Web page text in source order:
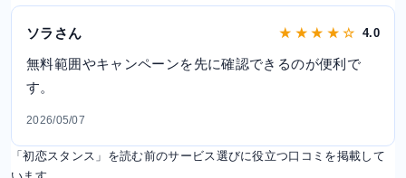
ソラさん ★ ★ ★ ★ ☆ 4.0
無料範囲やキャンペーンを先に確認できるのが便利で
す。
2026/05/07
「初恋スタンス」を読む前のサービス選びに役立つ口コミを掲載して